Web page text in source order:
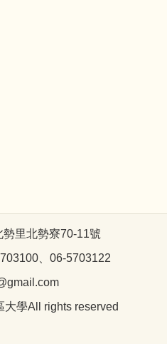
里北勢寮70-11號
、06-5703122
學All rights reserved